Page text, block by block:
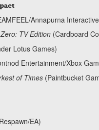
Annapurna
TV Edition(Cardboard
Lotus Games)
Entertainment/Xbox
of Times(Paintbucket
EA)